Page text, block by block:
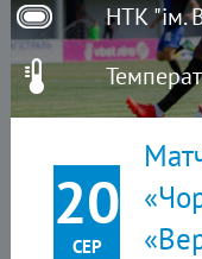
НТК "ім.
20
СЕР